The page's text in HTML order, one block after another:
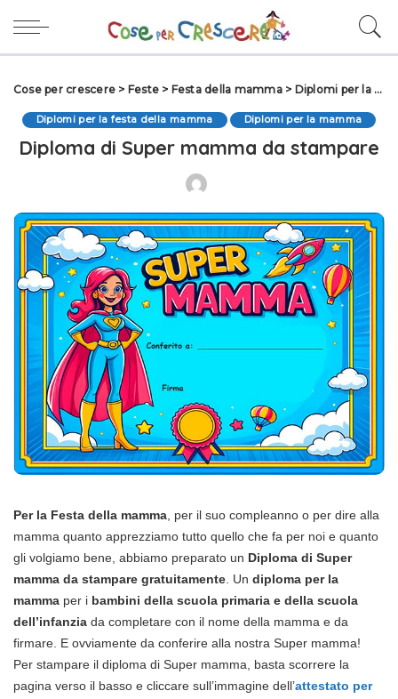
Cose per crescere > Feste > Festa della mamma> Diplomi per la festa della mamma
Diplomi per la festa della mamma Diplomi per la mamma
Diploma di Super mamma da stampare
Per la Festa della mamma , per il suo compleanno o per dire alla
mamma quanto apprezziamo tutto quello che fa per noi e quanto
gli volgiamo bene, abbiamo preparato un Diploma di Super
mamma da stampare gratuitamente . Un diploma per la
mamma per i bambini della scuola primaria e della scuola
dell’infanzia da completare con il nome della mamma e da
firmare. E ovviamente da conferire alla nostra Super mamma!
Per stampare il diploma di Super mamma, basta scorrere la
pagina verso il basso e cliccare sull’immagine dell’attestato per